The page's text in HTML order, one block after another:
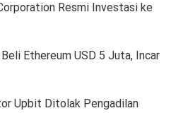
Resmi Investasi ke
Ethereum USD 5 Juta, Incar
Upbit Ditolak Pengadilan